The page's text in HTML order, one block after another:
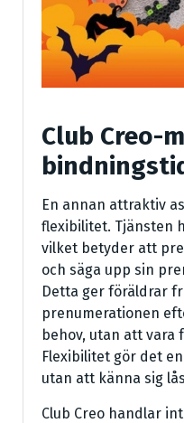
Club Creo-
En annan attraktiv
flexibilitet. Tjänsten
vilket betyder att
och säga upp sin
Detta ger föräldrar
prenumerationen
behov, utan att vara
Flexibilitet gör det
utan att känna sig
Club Creo handlar